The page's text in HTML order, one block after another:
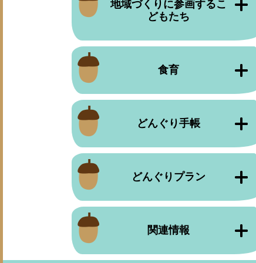
地域づくりに参画するこ
どもたち
食育
どんぐり手帳
どんぐりプラン
関連情報